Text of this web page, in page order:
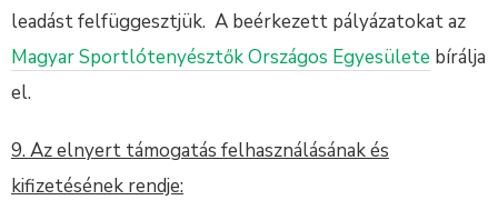
leadást felfüggesztjük. A beérkezett pályázatokat az
Magyar Sportlótenyésztők Országos Egyesülete bírálja
el.
9. Az elnyert támogatás felhasználásának és
kifizetésének rendje: